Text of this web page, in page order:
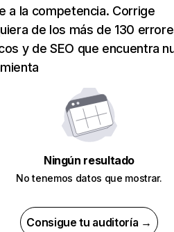
a la competencia. Corrige
de los más de 130
y de SEO que encuentra
Ningún resultado
No tenemos datos que mostrar.
Consigue tu auditoría →